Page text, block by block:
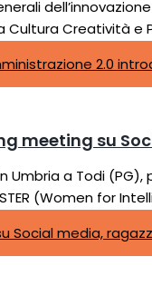
Cultura Creatività e
2.0
meeting su
Umbria a Todi
(Women for
Social media,